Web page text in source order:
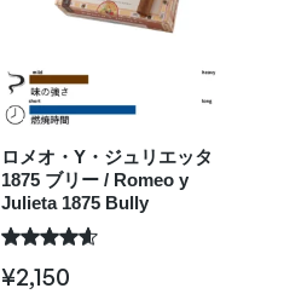
ロメオ・Y・ジュリエッタ
1875 ブリー / Romeo y
Julieta 1875 Bully
¥2,150